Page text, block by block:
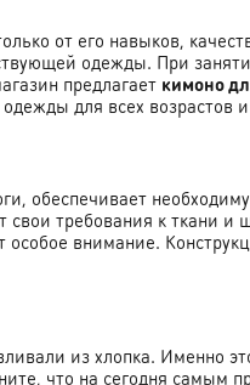
от его навыков,
одежды. При
предлагает кимоно
для всех возрастов
обеспечивает
требования к ткани и
внимание.
из хлопка. Именно
что на сегодня самым